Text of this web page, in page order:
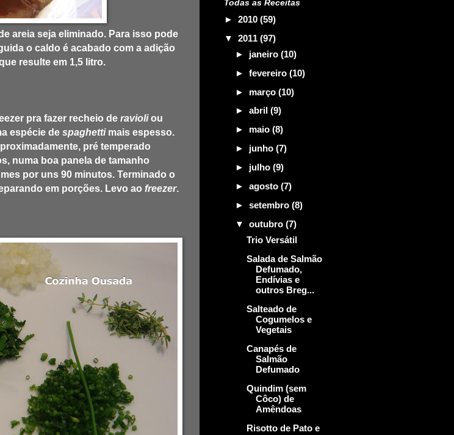
areia seja eliminado. Para isso pode
o caldo é acabado com a adição
resulte em 1,5 litro.
pra fazer recheio de ravioliou
espécie de spaghettimais espesso.
pré temperado
numa boa panela de tamanho
por uns 90 minutos. Terminado o
em porções. Levo ao freezer.
Todas as Receitas
► 2010 (59)
▼ 2011 (97)
► janeiro (10)
► fevereiro (10)
► março (10)
► abril (9)
► maio (8)
► junho (7)
► julho (9)
► agosto (7)
► setembro (8)
▼ outubro (7)
Trio Versátil
Salada de Salmão
Defumado,
Endívias e
outros Breg...
Salteado de
Cogumelos e
Vegetais
Canapés de
Salmão
Defumado
Quindim (sem
Côco) de
Amêndoas
Risotto de Pato e